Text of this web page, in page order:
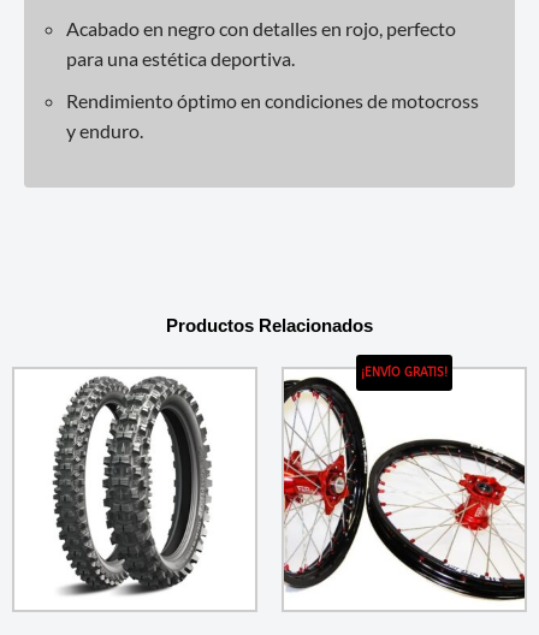
Acabado en negro con detalles en rojo, perfecto
para una estética deportiva.
Rendimiento óptimo en condiciones de motocross
y enduro.
Productos Relacionados
¡ENVÍO GRATIS!